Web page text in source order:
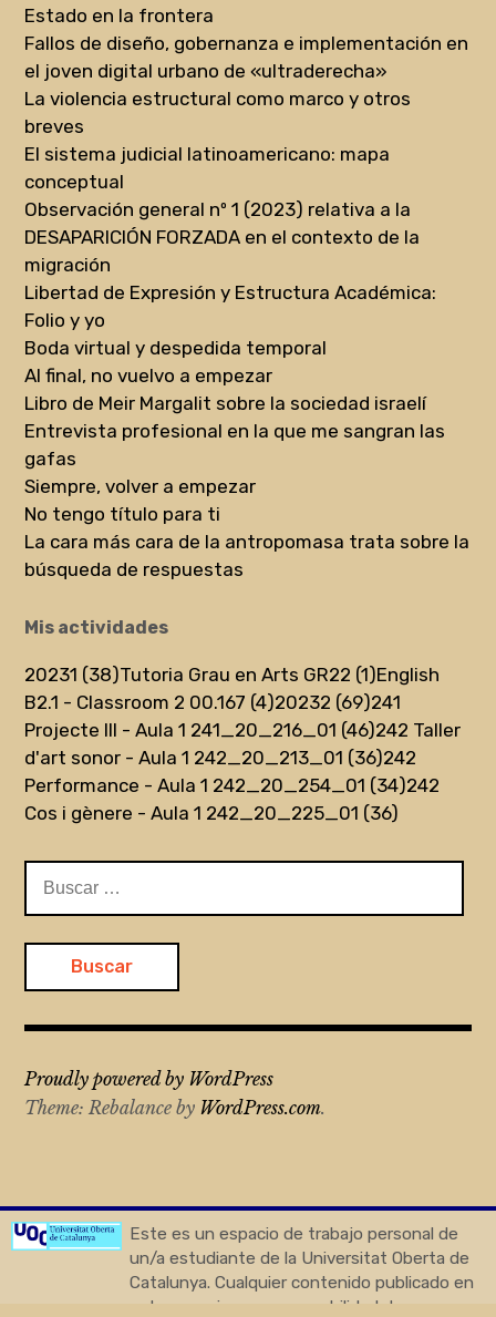
Estado en la frontera
Fallos de diseño, gobernanza e implementación en
el joven digital urbano de «ultraderecha»
La violencia estructural como marco y otros
breves
El sistema judicial latinoamericano: mapa
conceptual
Observación general nº 1 (2023) relativa a la
DESAPARICIÓN FORZADA en el contexto de la
migración
Libertad de Expresión y Estructura Académica:
Folio y yo
Boda virtual y despedida temporal
Al final, no vuelvo a empezar
Libro de Meir Margalit sobre la sociedad israelí
Entrevista profesional en la que me sangran las
gafas
Siempre, volver a empezar
No tengo título para ti
La cara más cara de la antropomasa trata sobre la
búsqueda de respuestas
Mis actividades
20231 (38)Tutoria Grau en Arts GR22 (1)English
B2.1 - Classroom 2 00.167 (4)20232 (69)241
Projecte III - Aula 1 241_20_216_01 (46)242 Taller
d'art sonor - Aula 1 242_20_213_01 (36)242
Performance - Aula 1 242_20_254_01 (34)242
Cos i gènere - Aula 1 242_20_225_01 (36)
Proudly powered by WordPress
Theme: Rebalance by WordPress.com.
Este es un espacio de trabajo personal de
un/a estudiante de la Universitat Oberta de
Catalunya. Cualquier contenido publicado en
este espacio es responsabilidad de su